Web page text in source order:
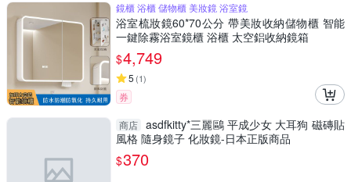
鏡櫃 浴櫃 儲物櫃 美妝鏡 浴室鏡
浴室梳妝鏡60*70公分 帶美妝收納儲物櫃 智能
一鍵除霧浴室鏡櫃 浴櫃 太空鋁收納鏡箱
$4,749
5 (1)
券
商店 asdfkitty*三麗鷗 平成少女 大耳狗 磁磚貼
風格 隨身鏡子 化妝鏡-日本正版商品
$370